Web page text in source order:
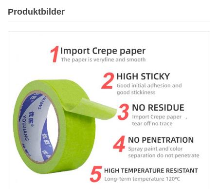
Produktbilder